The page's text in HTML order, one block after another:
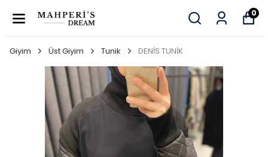
0
Giyim Üst Giyim Tunik DENİS TUNİK